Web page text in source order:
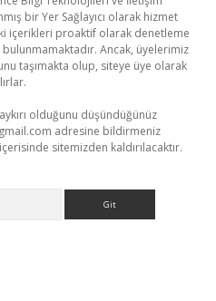
bir Yer Sağlayıcı olarak hizmet
içerikleri proaktif olarak denetleme
Ancak, üyelerimiz
taşımakta olup, siteye üye olarak
olduğunu düşündüğünüz
adresine bildirmeniz
sitemizden kaldırılacaktır.